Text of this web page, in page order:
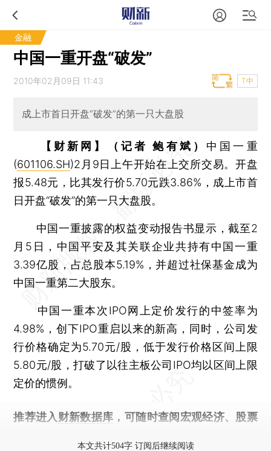
金融
中国一重开盘“破发”
2010年02月09日 11:43 T中
成上市首日开盘“破发”的第一只大盘股
【财新网】（记者 鲍有斌） 中国一重
(601106.SH)2月9日上午开始在上交所交易。开盘
报5.48元，比其发行价5.70元跌3.86%，成上市首
日开盘“破发”的第一只大盘股。
中国一重披露的权益变动报告书显示，截至2
月5日，中国平安及其关联企业共持有中国一重
3.39亿股，占总股本5.19%，并超过社保基金成为
中国一重第二大股东。
中国一重本次IPO网上定价发行的中签率为
4.98%，创下IPO重启以来的新高，同时，公司发
行价格确定为5.70元/股，低于发行价格区间上限
5.80元/股，打破了以往主板公司IPO均以区间上限
定价的惯例。
推荐进入 财新数据库 ，可随时查阅宏观经济、股票
本文共计504字 订阅后继续阅读